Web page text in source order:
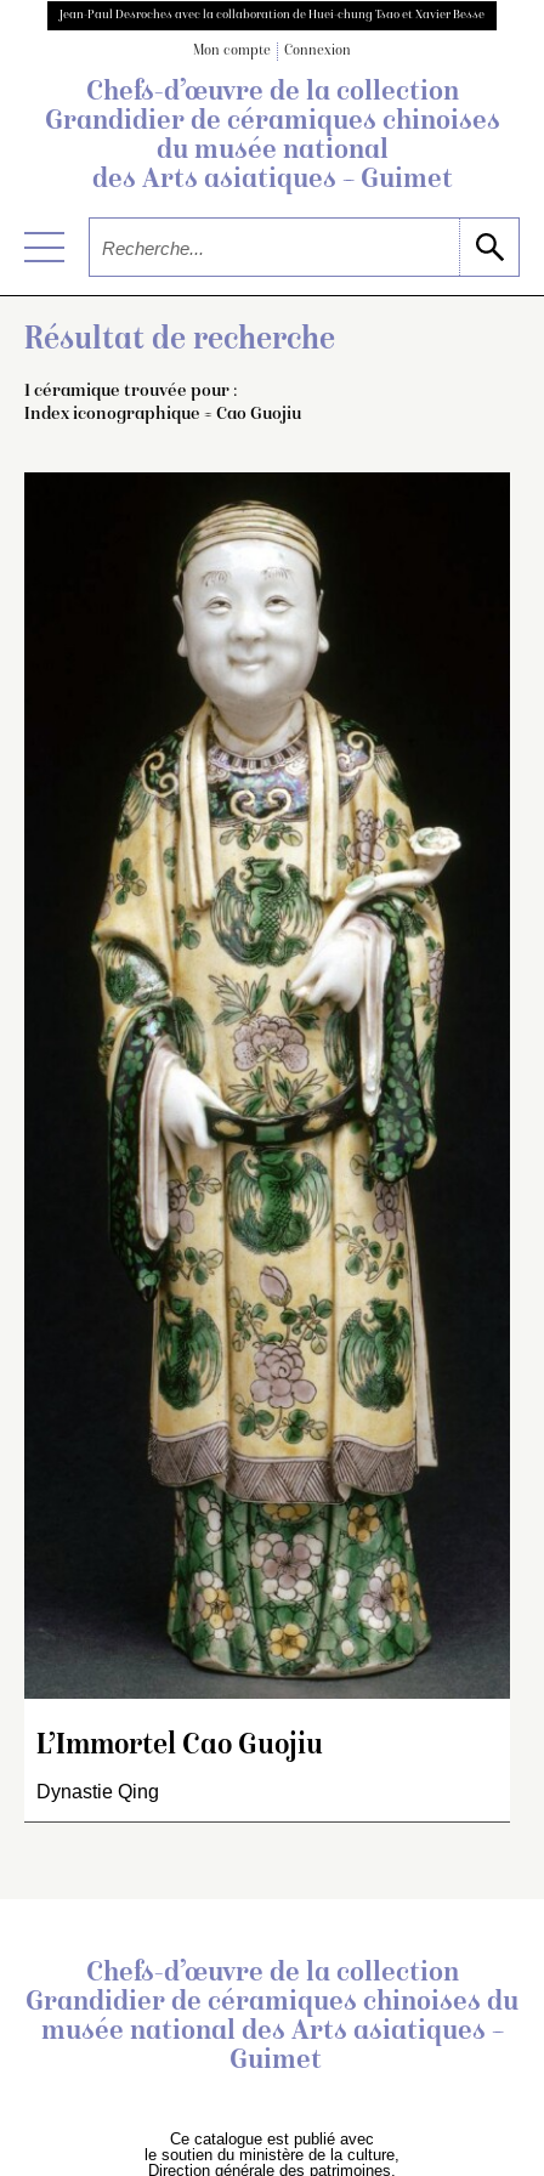
Jean-Paul Desroches avec la collaboration de Huei-chung Tsao et Xavier Besse
Mon compte Connexion
Chefs-d’œuvre de la collection
Grandidierde céramiques chinoises
du musée national
des Arts asiatiques – Guimet
Résultat de recherche
1 céramique trouvée pour :
Index iconographique = Cao Guojiu
L’Immortel Cao Guojiu
Dynastie Qing
Chefs-d’œuvre de la collection
Grandidier de céramiques chinoises du
musée national des Arts asiatiques –
Guimet
Ce catalogue est publié avec
le soutien du ministère de la culture,
Direction générale des patrimoines,